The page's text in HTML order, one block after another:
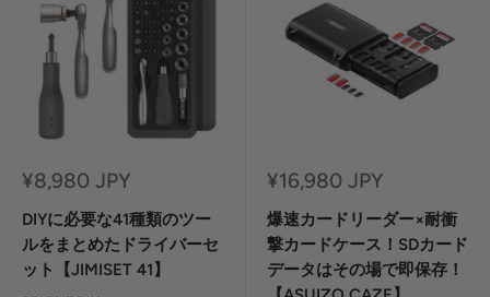
セ
ル
価
格
¥8,980 JPY
DIYに必要な41種類のツー
ルをまとめたドライバーセ
ット【JIMISET 41】
セ
ル
価
格
¥16,980 JPY
爆速カードリーダー×耐衝
撃カードケース！SDカード
データはその場で即保存！